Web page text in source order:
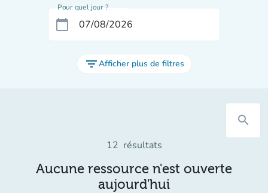
Pour quel jour ?
calendar_today
filter_listAfficher plus de filtres
search
12 résultats
Aucune ressource n'est ouverte
aujourd'hui